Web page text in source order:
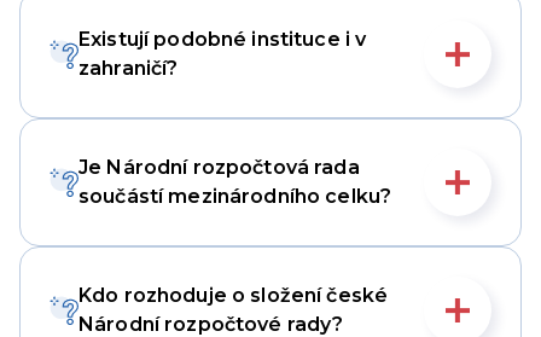
Existují podobné instituce i v
zahraničí?
Je Národní rozpočtová rada
součástí mezinárodního celku?
Kdo rozhoduje o složení české
Národní rozpočtové rady?